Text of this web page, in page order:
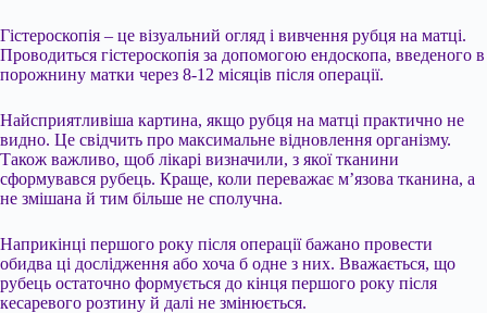
Гістероскопія – це візуальний огляд і вивчення рубця на матці.
Проводиться гістероскопія за допомогою ендоскопа, введеного в
порожнину матки через 8-12 місяців після операції.
Найсприятливіша картина, якщо рубця на матці практично не
видно. Це свідчить про максимальне відновлення організму.
Також важливо, щоб лікарі визначили, з якої тканини
сформувався рубець. Краще, коли переважає м’язова тканина, а
не змішана й тим більше не сполучна.
Наприкінці першого року після операції бажано провести
обидва ці дослідження або хоча б одне з них. Вважається, що
рубець остаточно формується до кінця першого року після
кесаревого розтину й далі не змінюється.